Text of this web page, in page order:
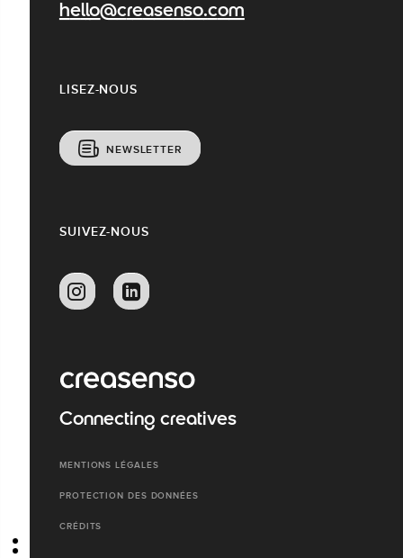
hello@creasenso.com
LISEZ-NOUS
NEWSLETTER
SUIVEZ-NOUS
Connecting creatives
MENTIONS LÉGALES
PROTECTION DES DONNÉES
CRÉDITS